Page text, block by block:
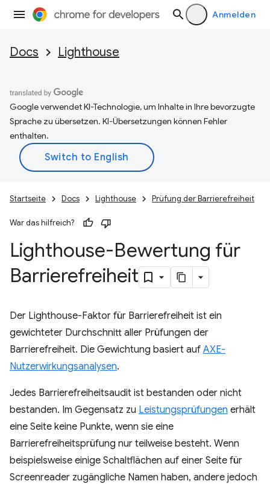
Anmelden
Docs Lighthouse
Google verwendet KI-Technologie, um Inhalte in Ihre bevorzugte
Sprache zu übersetzen. KI-Übersetzungen können Fehler
enthalten.
Startseite Docs Lighthouse Prüfung der Barrierefreiheit
War das hilfreich?
Lighthouse-Bewertung für
Barrierefreiheit
Der Lighthouse-Faktor für Barrierefreiheit ist ein
gewichteter Durchschnitt aller Prüfungen der
Barrierefreiheit. Die Gewichtung basiert auf AXE-
Nutzerwirkungsanalysen.
Jedes Barrierefreiheitsaudit ist bestanden oder nicht
bestanden. Im Gegensatz zu Leistungsprüfungen erhält
eine Seite keine Punkte, wenn sie eine
Barrierefreiheitsprüfung nur teilweise besteht. Wenn
beispielsweise einige Schaltflächen auf einer Seite für
Screenreader zugängliche Namen haben, andere jedoch